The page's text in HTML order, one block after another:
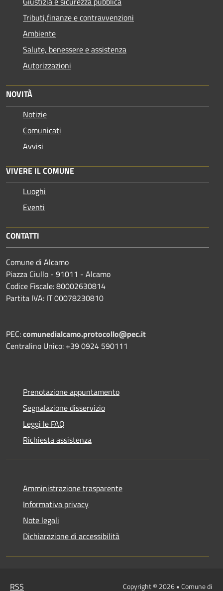
Tributi,finanze e contravvenzioni
Ambiente
Salute, benessere e assistenza
Autorizzazioni
NOVITÀ
Notizie
Comunicati
Avvisi
VIVERE IL COMUNE
Luoghi
Eventi
CONTATTI
Comune di Alcamo
Piazza Ciullo - 91011 - Alcamo
Codice Fiscale: 80002630814
Partita IVA: IT 00078230810
PEC:comunedialcamo.protocollo@pec.it
Centralino Unico: +39 0924 590111
Prenotazione appuntamento
Segnalazione disservizio
Leggi le FAQ
Richiesta assistenza
Amministrazione trasparente
Informativa privacy
Note legali
Dichiarazione di accessibilità
RSS Copyright © 2026 • Comune di